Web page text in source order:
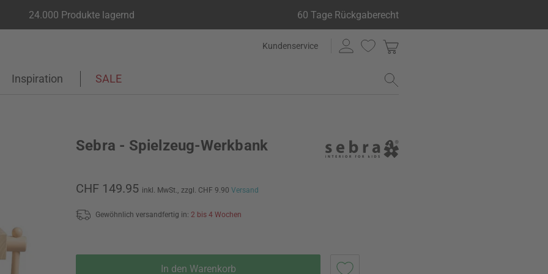
24.000 Produkte lagernd 60 Tage Rückgaberecht
Kundenservice
Inspiration SALE
Sebra - Spielzeug-Werkbank
CHF 149.95 inkl. MwSt., zzgl. CHF 9.90 Versand
Gewöhnlich versandfertig in: 2 bis 4 Wochen
In den Warenkorb